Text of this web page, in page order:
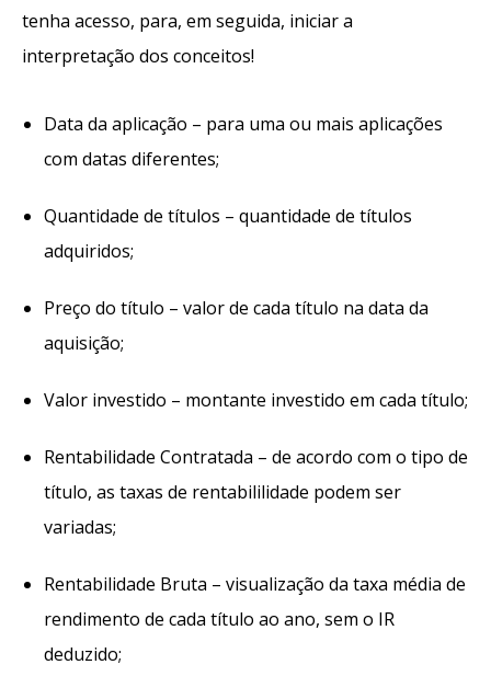
tenha acesso, para, em seguida, iniciar a
interpretação dos conceitos!
Data da aplicação – para uma ou mais aplicações
com datas diferentes;
Quantidade de títulos – quantidade de títulos
adquiridos;
Preço do título – valor de cada título na data da
aquisição;
Valor investido – montante investido em cada título;
Rentabilidade Contratada – de acordo com o tipo de
título, as taxas de rentabililidade podem ser
variadas;
Rentabilidade Bruta – visualização da taxa média de
rendimento de cada título ao ano, sem o IR
deduzido;